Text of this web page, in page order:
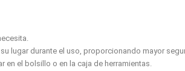
lugar durante el uso, proporcionando mayor
el bolsillo o en la caja de herramientas.